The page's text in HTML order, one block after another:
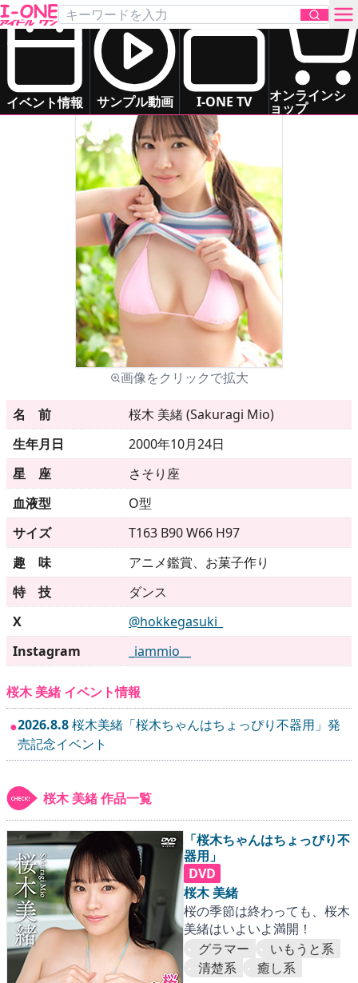
イベント情報 サンプル動画 I-ONE TV オンラインシ
ョップ
お問い合わせ
サンプル動画
イベント情報
アイドル一覧
メニュー
▶発売中
▶新作
▶次回作
▶制作中
▶更新情報
▶個人情報保護について
▶ よくあるご質問
▶会社概要
▶お問い合わせフォーム
桜木 美緒Sakuragi Mio
いもうと系
画像をクリックで拡大
名 前
桜木 美緒 (Sakuragi Mio)
生年月日
2000年10月24日
星 座
さそり座
血液型
O型
サイズ
T163 B90 W66 H97
趣 味
アニメ鑑賞、お菓子作り
特 技
ダンス
X
@hokkegasuki_
Instagram
_iammio__
桜木 美緒 イベント情報
●2026.8.8桜木美緒「桜木ちゃんはちょっぴり不器用」発
売記念イベント
桜木 美緒 作品一覧
「桜木ちゃんはちょっぴり不
器用」
DVD
桜木 美緒
桜の季節は終わっても、桜木
美緒はいよいよ満開！
グラマー
いもうと系
清楚系
癒し系